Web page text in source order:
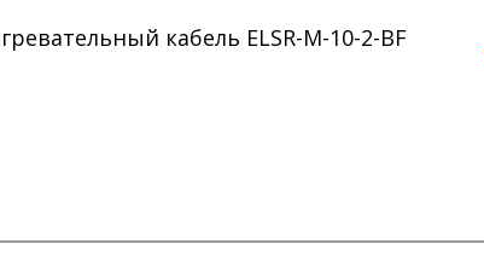
кабель ELSR-M-10-2-BF